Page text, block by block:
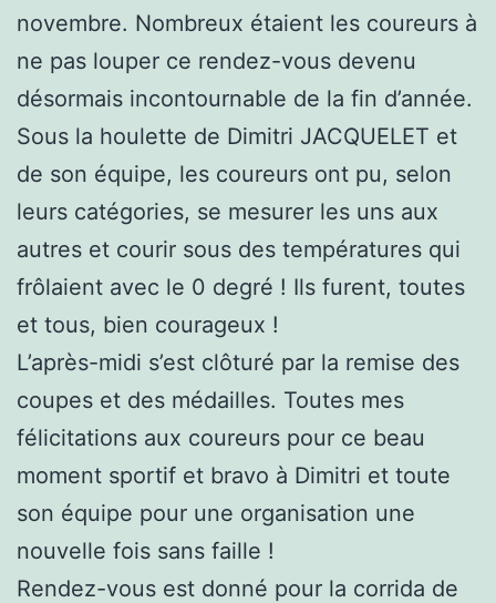
novembre. Nombreux étaient les coureurs à
ne pas louper ce rendez-vous devenu
désormais incontournable de la fin d’année.
Sous la houlette de Dimitri JACQUELET et
de son équipe, les coureurs ont pu, selon
leurs catégories, se mesurer les uns aux
autres et courir sous des températures qui
frôlaient avec le 0 degré ! Ils furent, toutes
et tous, bien courageux !
L’après-midi s’est clôturé par la remise des
coupes et des médailles. Toutes mes
félicitations aux coureurs pour ce beau
moment sportif et bravo à Dimitri et toute
son équipe pour une organisation une
nouvelle fois sans faille !
Rendez-vous est donné pour la corrida de